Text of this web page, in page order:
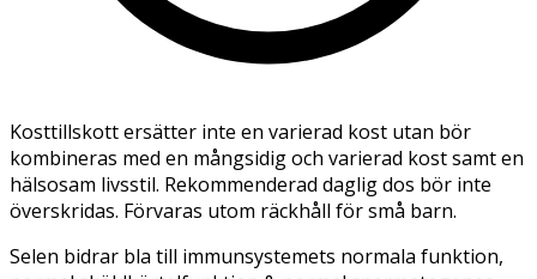
Kosttillskott ersätter inte en varierad kost utan bör
kombineras med en mångsidig och varierad kost samt en
hälsosam livsstil. Rekommenderad daglig dos bör inte
överskridas. Förvaras utom räckhåll för små barn.
Selen bidrar bla till immunsystemets normala funktion,